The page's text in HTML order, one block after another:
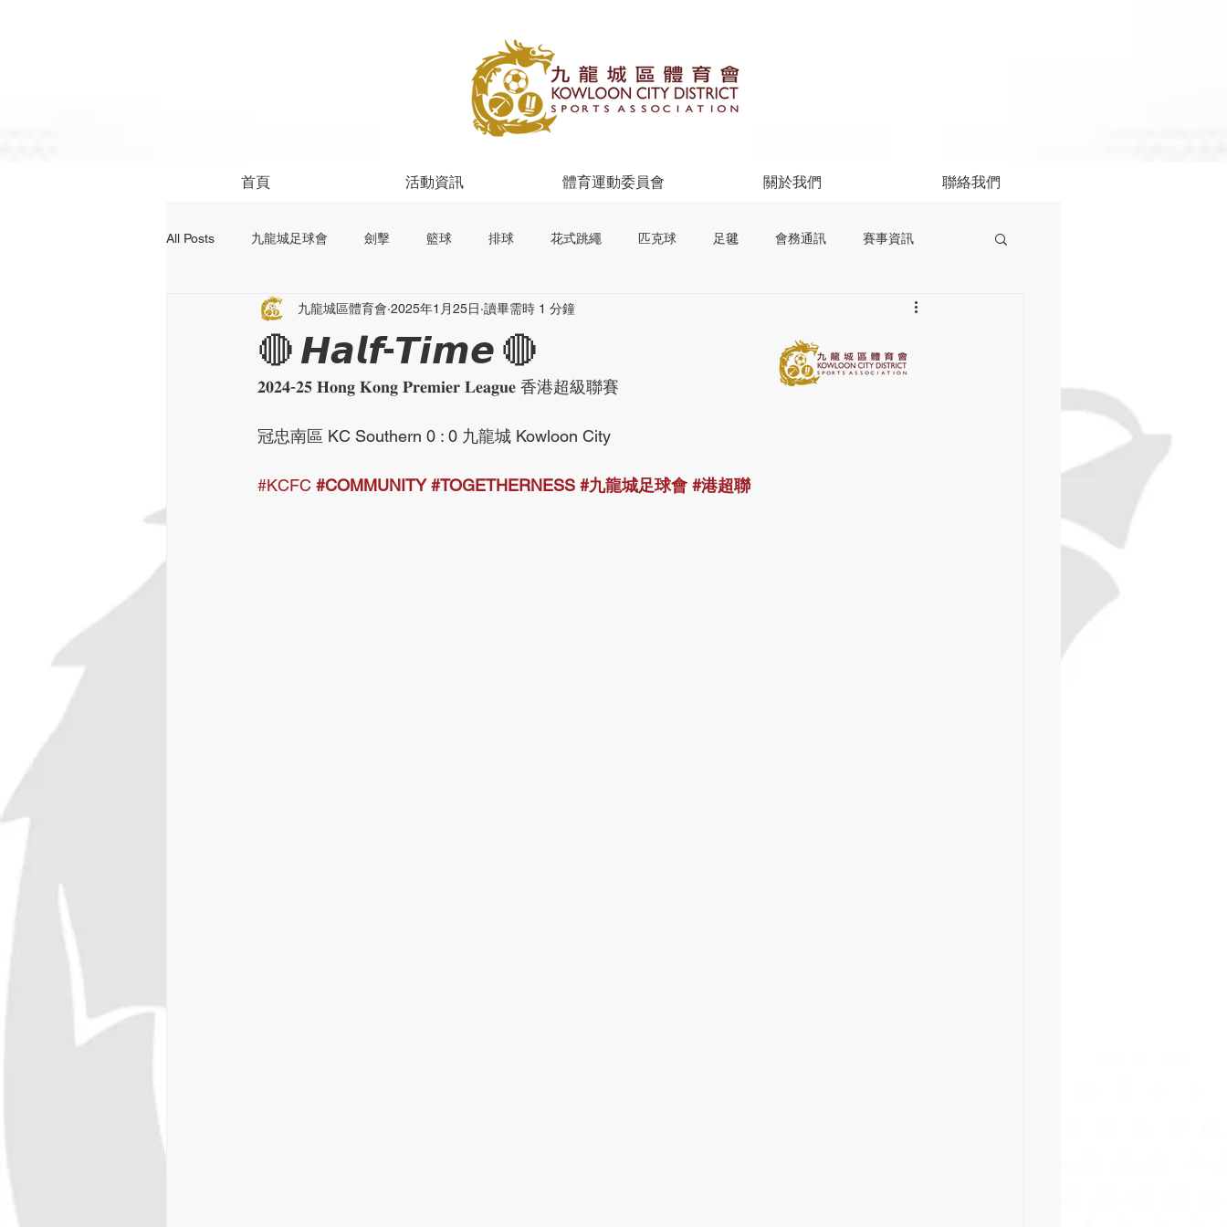
首頁 活動資訊 體育運動委員會 關於我們 聯絡我們
All Posts 九龍城足球會 劍擊 籃球 排球 花式跳繩 匹克球 足毽 會務通訊 賽事資訊
24前足球資訊
🔴 𝙃𝙖𝙡𝙛-𝙏𝙞𝙢𝙚 🔴
九龍城區體育會 2025年1月25日 讀畢需時 1 分鐘
𝟐𝟎𝟐𝟒-𝟐𝟓 𝐇𝐨𝐧𝐠 𝐊𝐨𝐧𝐠 𝐏𝐫𝐞𝐦𝐢𝐞𝐫 𝐋𝐞𝐚𝐠𝐮𝐞 香港超級聯賽
冠忠南區 KC Southern 0 : 0 九龍城 Kowloon City
#KCFC #COMMUNITY #TOGETHERNESS #九龍城足球會 #港超聯